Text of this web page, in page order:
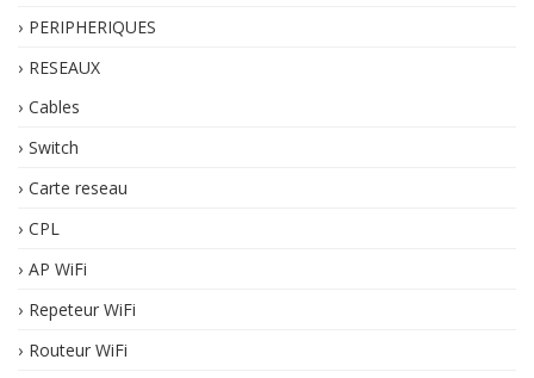
PERIPHERIQUES
RESEAUX
Cables
Switch
Carte reseau
CPL
AP WiFi
Repeteur WiFi
Routeur WiFi